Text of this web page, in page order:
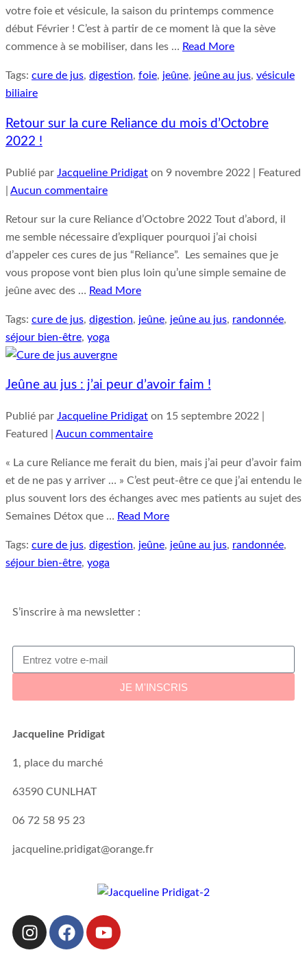
votre foie et vésicule, la saison du printemps commence
début Février ! C’est à partir de ce moment là que la sève
commence à se mobiliser, dans les … Read More
Tags: cure de jus, digestion, foie, jeûne, jeûne au jus, vésicule
biliaire
Retour sur la cure Reliance du mois d’Octobre
2022 !
Publié par Jacqueline Pridigat on 9 novembre 2022
| Featured
Aucun commentaire
Retour sur la cure Reliance d’Octobre 2022 Tout d’abord, il
me semble nécessaire d’expliquer pourquoi j’ai choisi
d’appeler ces cures de jus “Reliance”. Les semaines que je
vous propose vont bien plus loin qu’une simple semaine de
jeûne avec des … Read More
Tags: cure de jus, digestion, jeûne, jeûne au jus, randonnée,
séjour bien-être, yoga
Jeûne au jus : j’ai peur d’avoir faim !
Publié par Jacqueline Pridigat on 15 septembre 2022
Featured
Aucun commentaire
« La cure Reliance me ferait du bien, mais j’ai peur d’avoir faim
et de ne pas y arriver … » C’est peut-être ce que j’ai entendu le
plus souvent lors des échanges avec mes patients au sujet des
Semaines Détox que … Read More
Tags: cure de jus, digestion, jeûne, jeûne au jus, randonnée,
séjour bien-être, yoga
S’inscrire à ma newsletter :
JE M'INSCRIS
Jacqueline Pridigat
1, place du marché
63590 CUNLHAT
06 72 58 95 23
jacqueline.pridigat@orange.fr